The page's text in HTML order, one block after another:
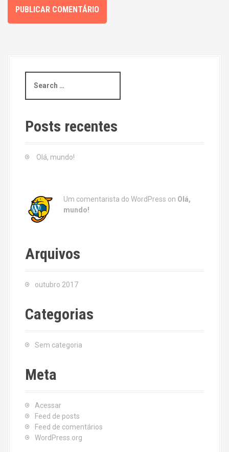
a
c
h
Posts recentes
Olá, mundo!
Um comentarista do WordPress on Olá,
mundo!
Arquivos
outubro 2017
Categorias
Sem categoria
Meta
Acessar
Feed de posts
Feed de comentários
WordPress.org